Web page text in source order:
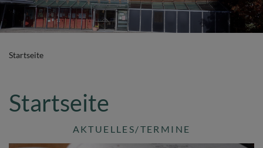
Startseite
Startseite
AKTUELLES/TERMINE